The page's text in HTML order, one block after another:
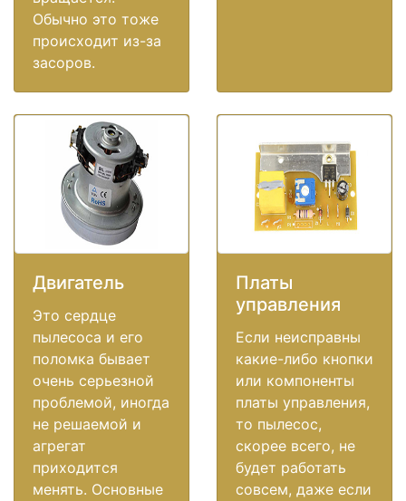
Обычно это тоже
происходит из-за
засоров.
Двигатель
Это сердце
пылесоса и его
поломка бывает
очень серьезной
проблемой, иногда
не решаемой и
агрегат
приходится
менять. Основные
Платы
управления
Если неисправны
какие-либо кнопки
или компоненты
платы управления,
то пылесос,
скорее всего, не
будет работать
совсем, даже если